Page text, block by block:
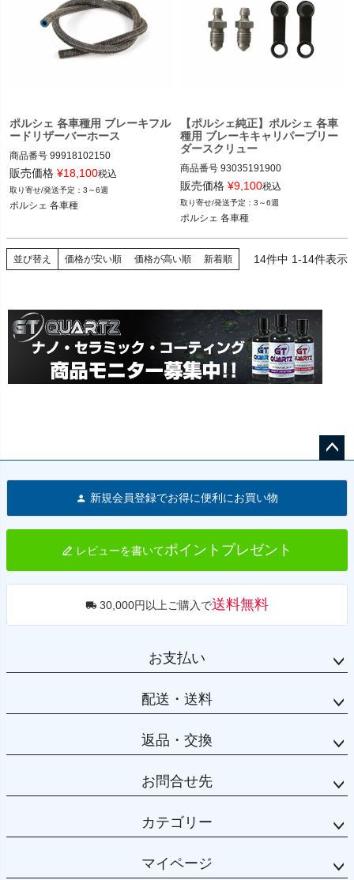
ポルシェ 各車種用 ブレーキフル
ードリザーバーホース
商品番号 99918102150
99918102150
販売価格 ¥18,100税込
3～6週
ポルシェ 各車種
【ポルシェ純正】ポルシェ 各車
種用 ブレーキキャリパーブリー
ダースクリュー
商品番号 93035191900
93035191900
販売価格 ¥9,100税込
3～6週
ポルシェ 各車種
並び替え 価格が安い順 価格が高い順 新着順 14件中 1-14件表示
へ
新規会員登録でお得に便利にお買い物
レビューを書いてポイントプレゼント
30,000円以上ご購入で送料無料
お支払い
配送・送料
返品・交換
お問合せ先
カテゴリー
マイページ